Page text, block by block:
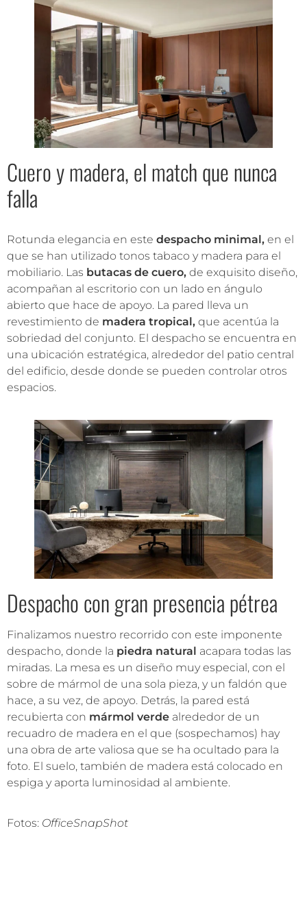
Cuero y madera, el match que nunca
falla
Rotunda elegancia en este despacho minimal, en el
que se han utilizado tonos tabaco y madera para el
mobiliario. Las butacas de cuero, de exquisito diseño,
acompañan al escritorio con un lado en ángulo
abierto que hace de apoyo. La pared lleva un
revestimiento de madera tropical, que acentúa la
sobriedad del conjunto. El despacho se encuentra en
una ubicación estratégica, alrededor del patio central
del edificio, desde donde se pueden controlar otros
espacios.
Despacho con gran presencia pétrea
Finalizamos nuestro recorrido con este imponente
despacho, donde la piedra natural acapara todas las
miradas. La mesa es un diseño muy especial, con el
sobre de mármol de una sola pieza, y un faldón que
hace, a su vez, de apoyo. Detrás, la pared está
recubierta con mármol verde alrededor de un
recuadro de madera en el que (sospechamos) hay
una obra de arte valiosa que se ha ocultado para la
foto. El suelo, también de madera está colocado en
espiga y aporta luminosidad al ambiente.
Fotos: OfficeSnapShot